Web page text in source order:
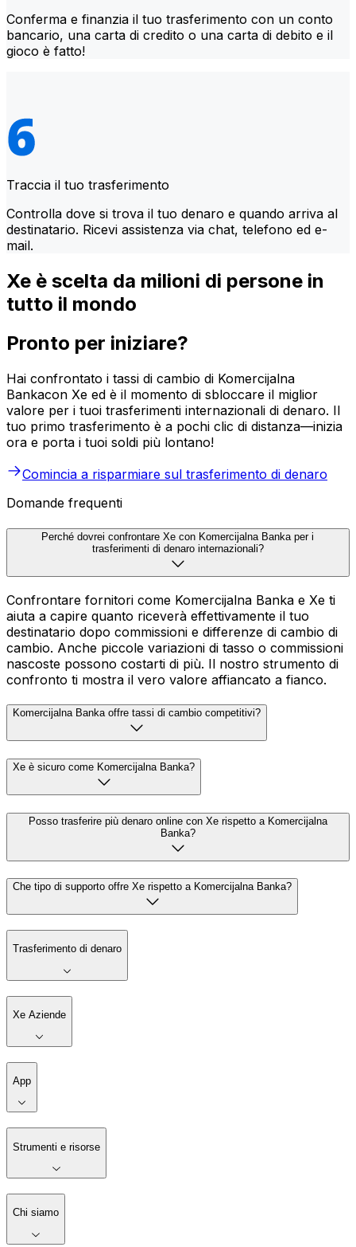
Conferma e finanzia il tuo trasferimento con un conto
bancario, una carta di credito o una carta di debito e il
gioco è fatto!
Traccia il tuo trasferimento
Controlla dove si trova il tuo denaro e quando arriva al
destinatario. Ricevi assistenza via chat, telefono ed e-
mail.
Xe è scelta da milioni di persone in
tutto il mondo
Pronto per iniziare?
Hai confrontato i tassi di cambio di Komercijalna
Bankacon Xe ed è il momento di sbloccare il miglior
valore per i tuoi trasferimenti internazionali di denaro. Il
tuo primo trasferimento è a pochi clic di distanza—inizia
ora e porta i tuoi soldi più lontano!
Comincia a risparmiare sul trasferimento di denaro
Domande frequenti
Perché dovrei confrontare Xe con Komercijalna Banka per i
trasferimenti di denaro internazionali?
Confrontare fornitori come Komercijalna Banka e Xe ti
aiuta a capire quanto riceverà effettivamente il tuo
destinatario dopo commissioni e differenze di cambio di
cambio. Anche piccole variazioni di tasso o commissioni
nascoste possono costarti di più. Il nostro strumento di
confronto ti mostra il vero valore affiancato a fianco.
Komercijalna Banka offre tassi di cambio competitivi?
Xe è sicuro come Komercijalna Banka?
Posso trasferire più denaro online con Xe rispetto a Komercijalna
Banka?
Che tipo di supporto offre Xe rispetto a Komercijalna Banka?
Trasferimento di denaro
Xe Aziende
App
Strumenti e risorse
Chi siamo